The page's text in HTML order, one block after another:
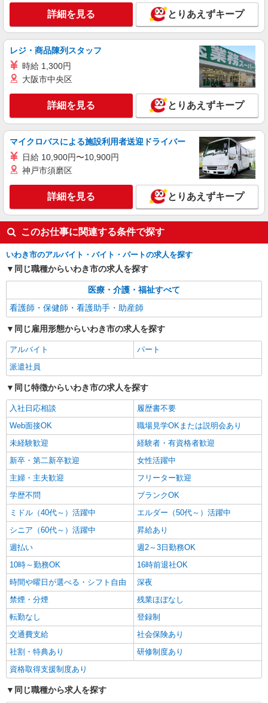
看護助手（ナースエイド）
時給1,100円 ★週払いOK（規定あり） ※給与
幅は経験・能力による
福島県いわき市 【最寄駅】JR常磐線「末続」
駅
キープ 詳細を見る
パート 派遣社員
日研トータルソーシング株式会社 メディカルケア事業部/郡山オフィ
ス【看護助手】
看護助手（ナースエイド）
時給1,100円 ★週払いOK（規定あり） ※給与
福島県いわき市 【最寄駅】JR磐越東線「川
前」駅
キープ
アルバイト パート 派遣社員
日研トータルソーシング株式会社 メディカルケア事業部/郡山オフィ
ス【看護助手】
看護助手（ナースエイド）
時給1,100円 ★週払いOK（規定あり） ※給与
幅は経験・能力による
福島県いわき市 【最寄駅】JR常磐線「植田」
駅
派遣社員
日研トータルソーシング株式会社 メディカルケア事業部/郡山オフィ
ス【看護助手】
看護助手（ナースエイド）
時給1,100円 ★週払いOK（規定あり） ※給与
幅は経験・能力による
福島県いわき市 【最寄駅】JR磐越東線「江
キープ 詳細を見る
詳細を見る とりあえずキープ
レジ・商品陳列スタッフ
時給 1,300円
大阪市中央区
詳細を見る とりあえずキープ
マイクロバスによる施設利用者送迎ドライバー
日給 10,900円〜10,900円
神戸市須磨区
詳細を見る とりあえずキープ
このお仕事に関連する条件で探す
いわき市のアルバイト・バイト・パートの求人を探す
同じ職種からいわき市の求人を探す
医療・介護・福祉すべて
看護師・保健師・看護助手・助産師
同じ雇用形態からいわき市の求人を探す
アルバイト
パート
派遣社員
同じ特徴からいわき市の求人を探す
入社日応相談
履歴書不要
Web面接OK
職場見学OKまたは説明会あり
未経験歓迎
経験者・有資格者歓迎
新卒・第二新卒歓迎
女性活躍中
主婦・主夫歓迎
フリーター歓迎
学歴不問
ブランクOK
ミドル（40代～）活躍中
エルダー（50代～）活躍中
シニア（60代～）活躍中
昇給あり
週払い
週2～3日勤務OK
10時～勤務OK
16時前退社OK
時間や曜日が選べる・シフト自由
深夜
禁煙・分煙
残業ほぼなし
転勤なし
登録制
交通費支給
社会保険あり
社割・特典あり
研修制度あり
資格取得支援制度あり
同じ職種から求人を探す